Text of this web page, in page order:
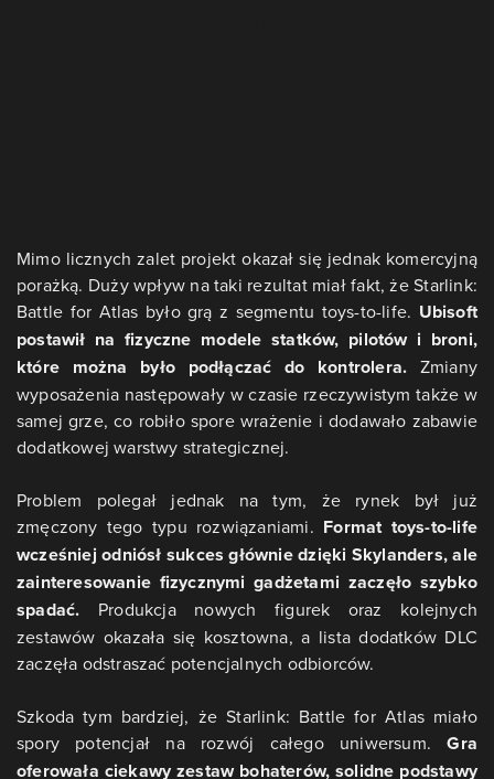
Mimo licznych zalet projekt okazał się jednak komercyjną
porażką. Duży wpływ na taki rezultat miał fakt, że Starlink:
Battle for Atlas było grą z segmentu toys-to-life. Ubisoft
postawił na fizyczne modele statków, pilotów i broni,
które można było podłączać do kontrolera. Zmiany
wyposażenia następowały w czasie rzeczywistym także w
samej grze, co robiło spore wrażenie i dodawało zabawie
dodatkowej warstwy strategicznej.
Problem polegał jednak na tym, że rynek był już
zmęczony tego typu rozwiązaniami. Format toys-to-life
wcześniej odniósł sukces głównie dzięki Skylanders, ale
zainteresowanie fizycznymi gadżetami zaczęło szybko
spadać. Produkcja nowych figurek oraz kolejnych
zestawów okazała się kosztowna, a lista dodatków DLC
zaczęła odstraszać potencjalnych odbiorców.
Szkoda tym bardziej, że Starlink: Battle for Atlas miało
spory potencjał na rozwój całego uniwersum.Gra
oferowała ciekawy zestaw bohaterów, solidne podstawy